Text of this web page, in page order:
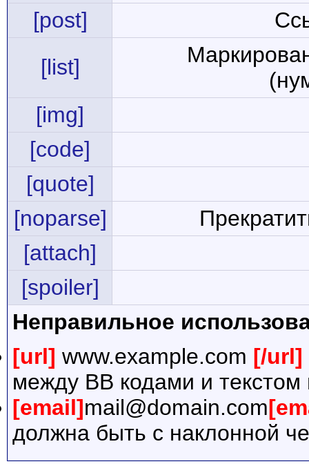
[post]
[list]
[img]
[code]
[quote]
[noparse]
[attach]
[spoiler]
Неправильное
[url] www.example.com [/url]
между BB кодами и текстом
[email]mail@domain.com
должна быть с наклонной